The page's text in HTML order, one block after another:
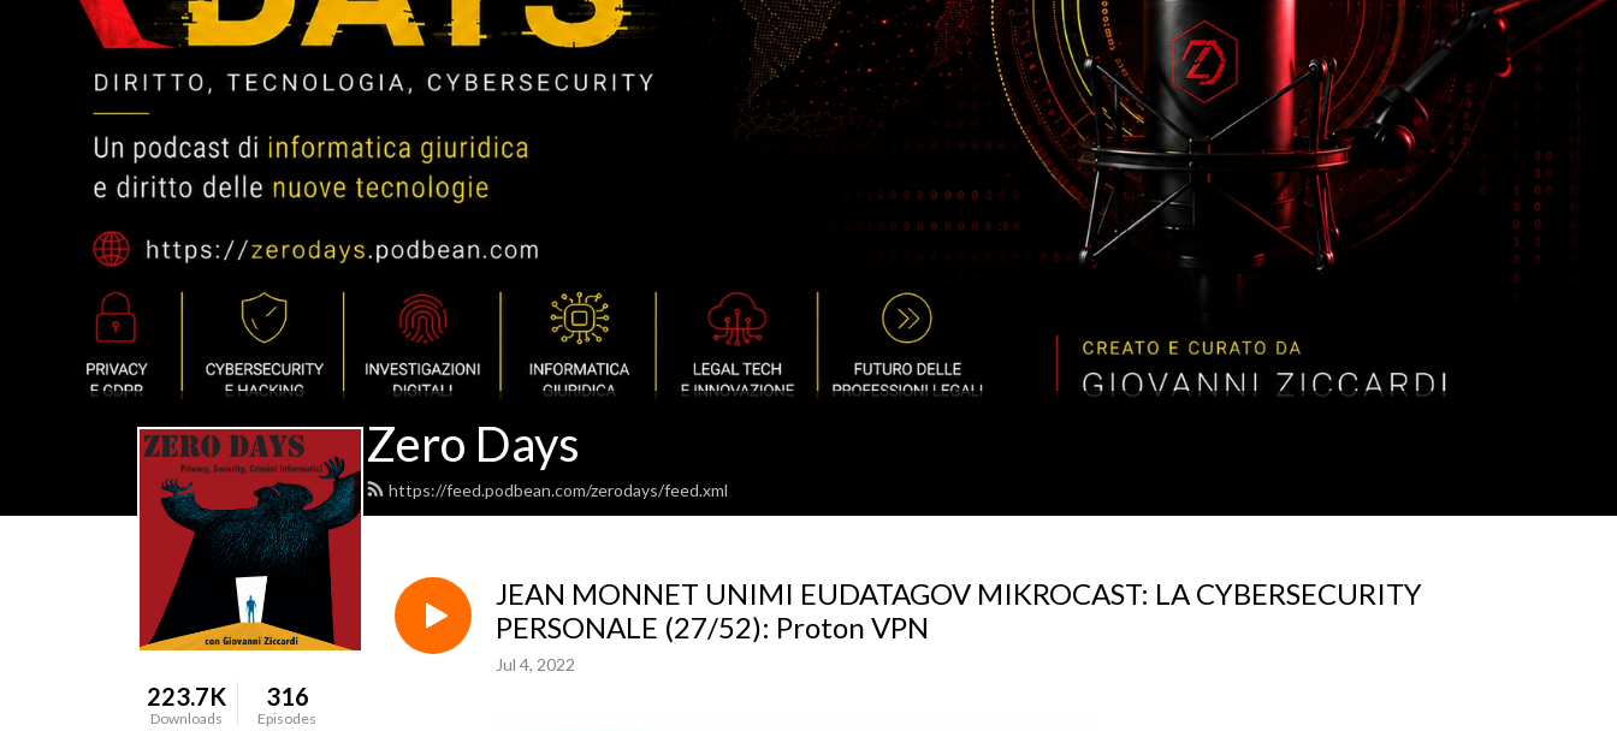
Zero Days
https://feed.podbean.com/zerodays/feed.xml
223.7K
Downloads
316
Episodes
JEAN MONNET UNIMI EUDATAGOV MIKROCAST: LA CYBERSECURITY
PERSONALE (27/52): Proton VPN
Jul 4, 2022